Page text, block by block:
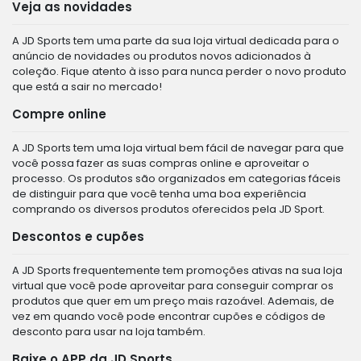
Veja as novidades
A JD Sports tem uma parte da sua loja virtual dedicada para o
anúncio de novidades ou produtos novos adicionados à
coleção. Fique atento à isso para nunca perder o novo produto
que está a sair no mercado!
Compre online
A JD Sports tem uma loja virtual bem fácil de navegar para que
você possa fazer as suas compras online e aproveitar o
processo. Os produtos são organizados em categorias fáceis
de distinguir para que você tenha uma boa experiência
comprando os diversos produtos oferecidos pela JD Sport.
Descontos e cupões
A JD Sports frequentemente tem promoções ativas na sua loja
virtual que você pode aproveitar para conseguir comprar os
produtos que quer em um preço mais razoável. Ademais, de
vez em quando você pode encontrar cupões e códigos de
desconto para usar na loja também.